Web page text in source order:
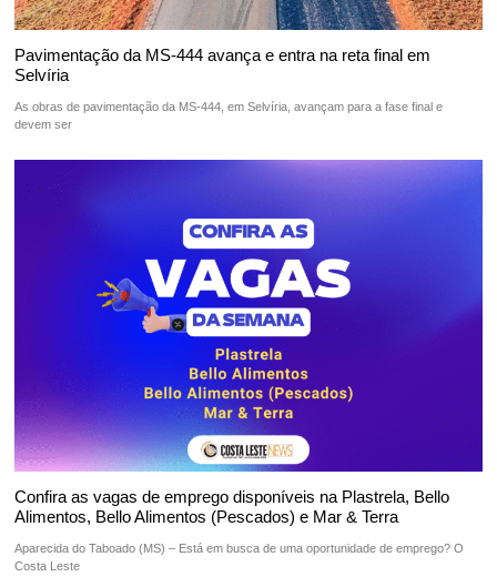
Pavimentação da MS-444 avança e entra na reta final em
Selvíria
As obras de pavimentação da MS-444, em Selvíria, avançam para a fase final e
devem ser
Confira as vagas de emprego disponíveis na Plastrela, Bello
Alimentos, Bello Alimentos (Pescados) e Mar & Terra
Aparecida do Taboado (MS) – Está em busca de uma oportunidade de emprego? O
Costa Leste